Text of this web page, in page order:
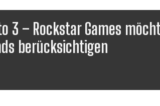
3 – Rockstar Games
berücksichtigen